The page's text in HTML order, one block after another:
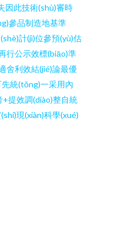
因此技術(shù)審時
參品制造地基準
計(jì)位參預(yù)估
行公示效標(biāo)準
舍利效結(jié)論最優
統(tǒng)一采用內
+提效調(diào)整自統
現(xiàn)科學(xué)